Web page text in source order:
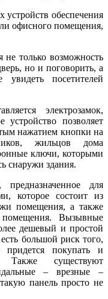
обеспечения
офисного помещения,
не только возможность
но и поговорить, а
увидеть посетителей
электрозамок,
позволяет
нажатием кнопки на
жильцов дома
ключи, которыми
снаружи здания.
для
которое состоит из
помещения, а также
помещения. Вызывные
дешевый и простой
большой риск того,
покупать и
Также существуют
– врезные –
панель просто не